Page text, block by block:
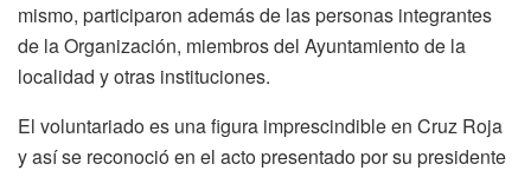
mismo, participaron además de las personas integrantes
de la Organización, miembros del Ayuntamiento de la
localidad y otras instituciones.
El voluntariado es una figura imprescindible en Cruz Roja
y así se reconoció en el acto presentado por su presidente